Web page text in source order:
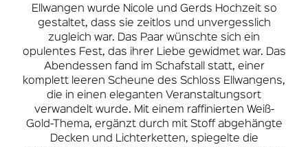
Ellwangen wurde Nicole und Gerds Hochzeit so
gestaltet, dass sie zeitlos und unvergesslich
zugleich war. Das Paar wünschte sich ein
opulentes Fest, das ihrer Liebe gewidmet war. Das
Abendessen fand im Schafstall statt, einer
komplett leeren Scheune des Schloss Ellwangens,
die in einen eleganten Veranstaltungsort
verwandelt wurde. Mit einem raffinierten Weiß-
Gold-Thema, ergänzt durch mit Stoff abgehängte
Decken und Lichterketten, spiegelte die